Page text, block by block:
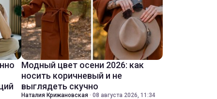
Модный цвет осени 2026: как
носить коричневый и не
выглядеть скучно
Наталия Крижановская · 08 августа 2026, 11:34